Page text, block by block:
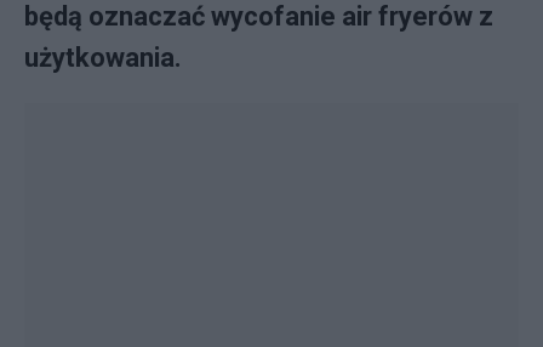
będą oznaczać wycofanie air fryerów z
użytkowania.